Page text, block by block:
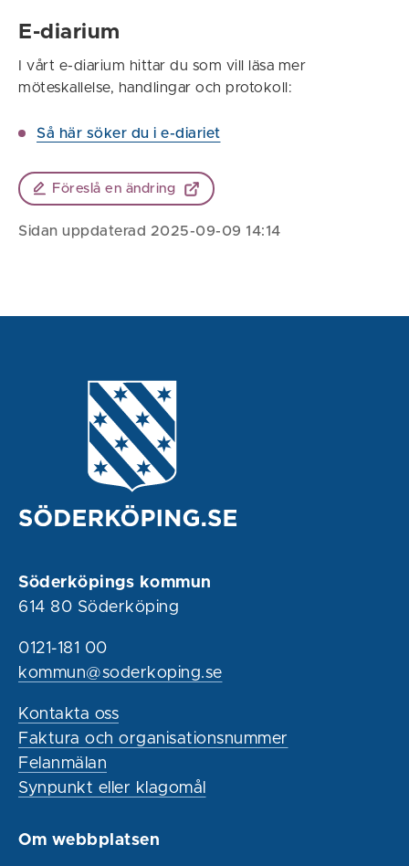
E-diarium
I vårt e-diarium hittar du som vill läsa mer
möteskallelse, handlingar och protokoll:
Så här söker du i e-diariet
Föreslå en ändring
Sidan uppdaterad 2025-09-09 14:14
Söderköpings kommun
614 80 Söderköping
0121-181 00
kommun@soderkoping.se
Kontakta oss
Faktura och organisationsnummer
Felanmälan
Synpunkt eller klagomål
Om webbplatsen